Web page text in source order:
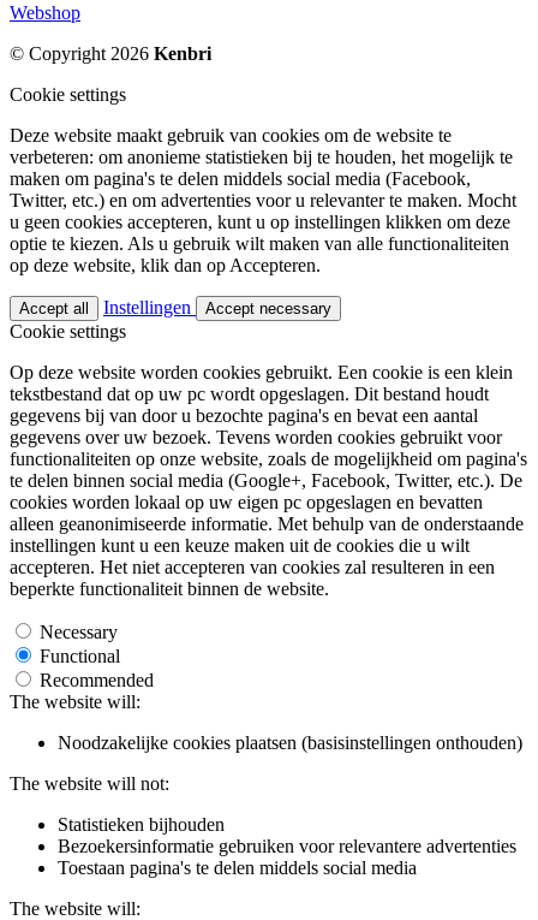
Webshop
© Copyright 2026 Kenbri
Cookie settings
Deze website maakt gebruik van cookies om de website te
verbeteren: om anonieme statistieken bij te houden, het mogelijk te
maken om pagina's te delen middels social media (Facebook,
Twitter, etc.) en om advertenties voor u relevanter te maken. Mocht
u geen cookies accepteren, kunt u op instellingen klikken om deze
optie te kiezen. Als u gebruik wilt maken van alle functionaliteiten
op deze website, klik dan op Accepteren.
Accept all Instellingen Accept necessary
Cookie settings
Op deze website worden cookies gebruikt. Een cookie is een klein
tekstbestand dat op uw pc wordt opgeslagen. Dit bestand houdt
gegevens bij van door u bezochte pagina's en bevat een aantal
gegevens over uw bezoek. Tevens worden cookies gebruikt voor
functionaliteiten op onze website, zoals de mogelijkheid om pagina's
te delen binnen social media (Google+, Facebook, Twitter, etc.). De
cookies worden lokaal op uw eigen pc opgeslagen en bevatten
alleen geanonimiseerde informatie. Met behulp van de onderstaande
instellingen kunt u een keuze maken uit de cookies die u wilt
accepteren. Het niet accepteren van cookies zal resulteren in een
beperkte functionaliteit binnen de website.
Necessary
Functional
Recommended
The website will:
Noodzakelijke cookies plaatsen (basisinstellingen onthouden)
The website will not:
Statistieken bijhouden
Bezoekersinformatie gebruiken voor relevantere advertenties
Toestaan pagina's te delen middels social media
The website will: